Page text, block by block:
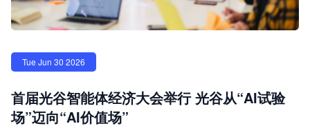
Tue Jun 30 2026
首届光谷智能体经济大会举行 光谷从“AI试验
场”迈向“AI价值场”